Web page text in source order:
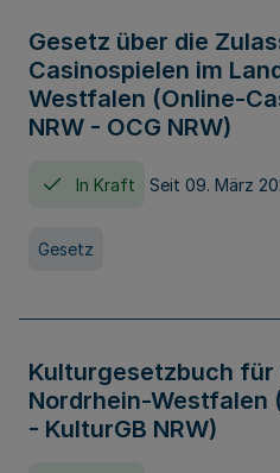
Gesetz über die
Casinospielen im
Westfalen (Online-
NRW - OCG NRW)
In Kraft Seit 09. März
Gesetz
Kulturgesetzbuch für
Nordrhein-Westfalen
- KulturGB NRW)